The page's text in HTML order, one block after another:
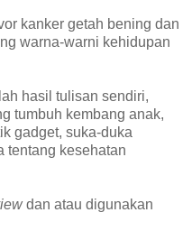
kanker getah bening dan
warna-warni kehidupan
hasil tulisan sendiri,
tumbuh kembang anak,
gadget, suka-duka
tentang kesehatan
dan atau digunakan